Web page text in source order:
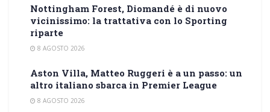
Nottingham Forest, Diomandé è di nuovo
vicinissimo: la trattativa con lo Sporting
riparte
8 AGOSTO 2026
Aston Villa, Matteo Ruggeri è a un passo: un
altro italiano sbarca in Premier League
8 AGOSTO 2026